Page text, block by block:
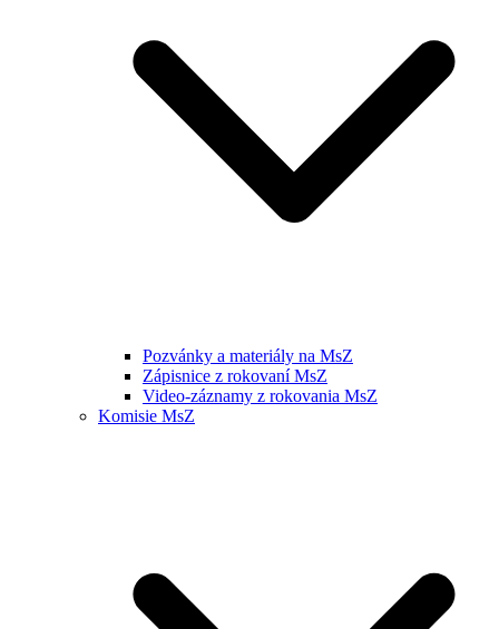
Pozvánky a materiály na MsZ
Zápisnice z rokovaní MsZ
Video-záznamy z rokovania MsZ
Komisie MsZ